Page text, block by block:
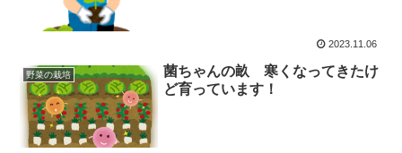
2023.11.06
野菜の栽培
菌ちゃんの畝 寒くなってきたけ
ど育っています！